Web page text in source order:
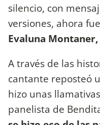
silencio, con
versiones, ahora fue
Evaluna
A través de las
cantante reposteó
hizo unas
panelista de